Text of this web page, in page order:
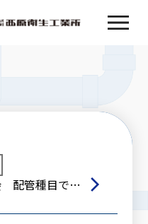
第63回技能五輪全国大会 配管種目で金賞受賞